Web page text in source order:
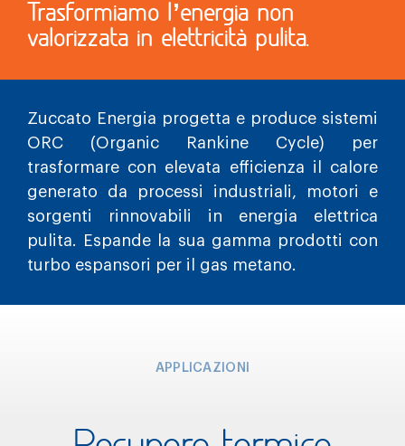
Trasformiamo l’energia non
valorizzata in elettricità pulita.
Zuccato Energia progetta e produce sistemi
ORC (Organic Rankine Cycle) per
trasformare con elevata efficienza il calore
generato da processi industriali, motori e
sorgenti rinnovabili in energia elettrica
pulita. Espande la sua gamma prodotti con
turbo espansori per il gas metano.
APPLICAZIONI